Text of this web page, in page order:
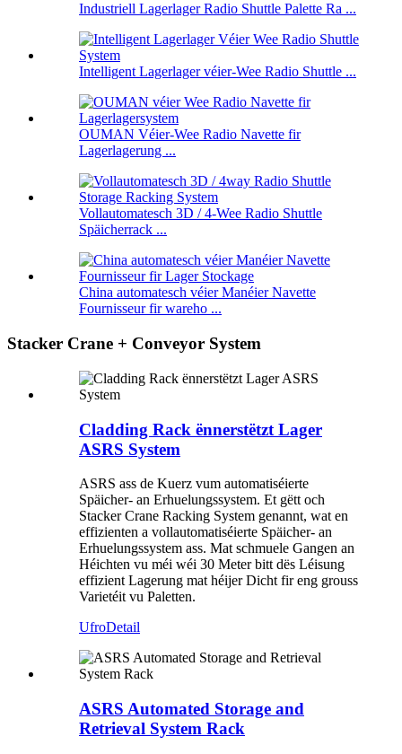
Industriell Lagerlager Radio Shuttle Palette Ra ...
Intelligent Lagerlager véier-Wee Radio Shuttle ...
OUMAN Véier-Wee Radio Navette fir
Lagerlagerung ...
Vollautomatesch 3D / 4-Wee Radio Shuttle
Späicherrack ...
China automatesch véier Manéier Navette
Fournisseur fir wareho ...
Stacker Crane + Conveyor System
Cladding Rack ënnerstëtzt Lager
ASRS System
ASRS ass de Kuerz vum automatiséierte
Späicher- an Erhuelungssystem. Et gëtt och
Stacker Crane Racking System genannt, wat en
effizienten a vollautomatiséierte Späicher- an
Erhuelungssystem ass. Mat schmuele Gangen an
Héichten vu méi wéi 30 Meter bitt dës Léisung
effizient Lagerung mat héijer Dicht fir eng grouss
Varietéit vu Paletten.
UfroDetail
ASRS Automated Storage and
Retrieval System Rack